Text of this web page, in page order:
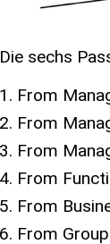
Die sechs
From
From
From
From
From
From